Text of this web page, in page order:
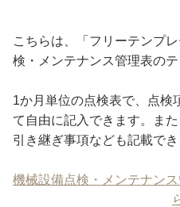
こちらは、「フリーテンプ
検・メンテナンス管理表のテ
1か月単位の点検表で、点検
て自由に記入できます。ま
引き継ぎ事項なども記載でき
機械設備点検・メンテナン